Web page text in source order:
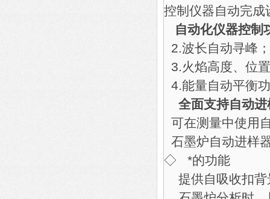
控制仪器自动完成
自动化仪器控制
2.波长自动寻峰；
3.火焰高度、位
4.能量自动平衡
全面支持自动
可在测量中使用
石墨炉自动进样
◇ *的功能
提供自吸收扣背